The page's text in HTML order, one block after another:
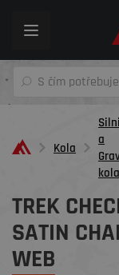
Toggle
Kola
a
kola
TREK
SATIN
WEB